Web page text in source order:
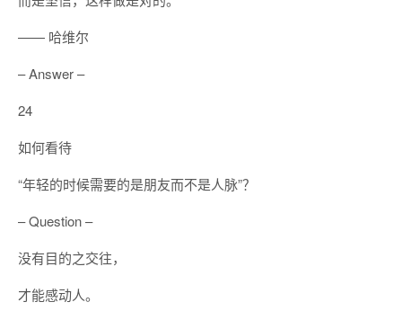
—— 哈维尔
– Answer –
24
如何看待
“年轻的时候需要的是朋友而不是人脉”？
– Question –
没有目的之交往，
才能感动人。